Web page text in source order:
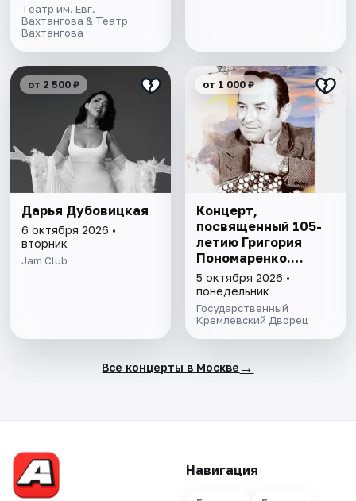
Театр им. Евг.
Вахтангова & Театр
Вахтангова
от 2 500 ₽
Дарья Дубовицкая
6 октября 2026 •
вторник
Jam Club
от 1 000 ₽
Концерт,
посвященный 105-
летию Григория
Пономаренко.
Возможна
телесъёмка
5 октября 2026 •
понедельник
Государственный
Кремлевский Дворец
Все концерты в Москве →
Навигация